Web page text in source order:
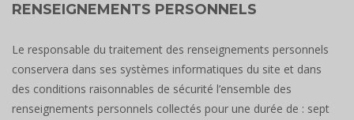
RENSEIGNEMENTS PERSONNELS
Le responsable du traitement des renseignements personnels
conservera dans ses systèmes informatiques du site et dans
des conditions raisonnables de sécurité l’ensemble des
renseignements personnels collectés pour une durée de : sept